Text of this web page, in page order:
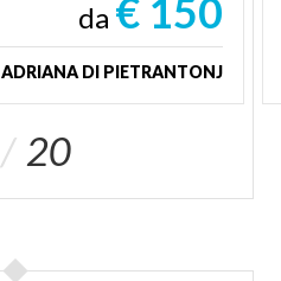
da € 150
ADRIANA DI PIETRANTONJ
20